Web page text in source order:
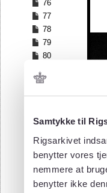
Samtykke til
Rigsarkivet
benytter vores
nemmere at
benytter ikke
76
77
78
79
80
82
83
85
87
88
89
90